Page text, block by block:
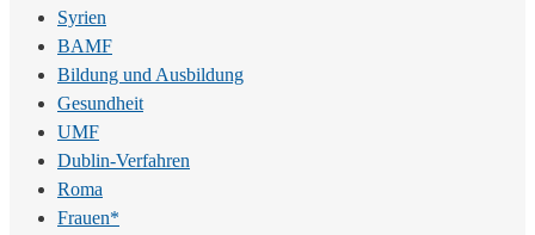
Syrien
BAMF
Bildung und Ausbildung
Gesundheit
UMF
Dublin-Verfahren
Roma
Frauen*